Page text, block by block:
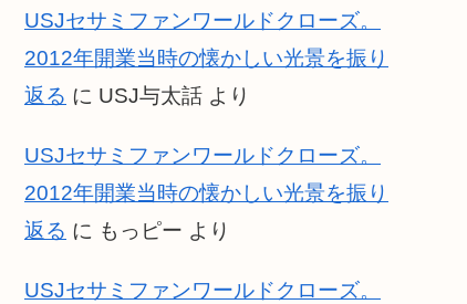
USJセサミファンワールドクローズ。
2012年開業当時の懐かしい光景を振り
返る に USJ与太話 より
USJセサミファンワールドクローズ。
2012年開業当時の懐かしい光景を振り
返る に もっピー より
USJセサミファンワールドクローズ。